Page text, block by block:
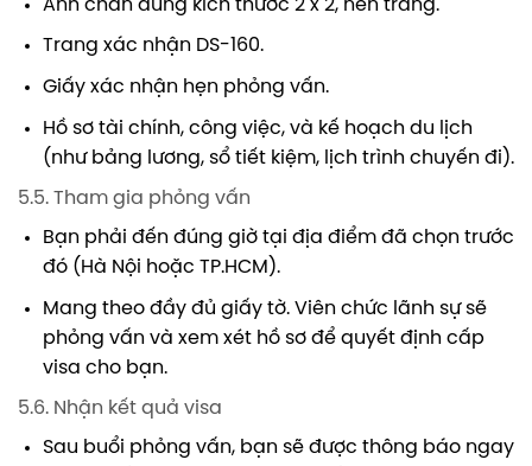
Ảnh chân dung kích thước 2 x 2, nền trắng.
Trang xác nhận DS-160.
Giấy xác nhận hẹn phỏng vấn.
Hồ sơ tài chính, công việc, và kế hoạch du lịch
(như bảng lương, sổ tiết kiệm, lịch trình chuyến đi).
5.5. Tham gia phỏng vấn
Bạn phải đến đúng giờ tại địa điểm đã chọn trước
đó (Hà Nội hoặc TP.HCM).
Mang theo đầy đủ giấy tờ. Viên chức lãnh sự sẽ
phỏng vấn và xem xét hồ sơ để quyết định cấp
visa cho bạn.
5.6. Nhận kết quả visa
Sau buổi phỏng vấn, bạn sẽ được thông báo ngay